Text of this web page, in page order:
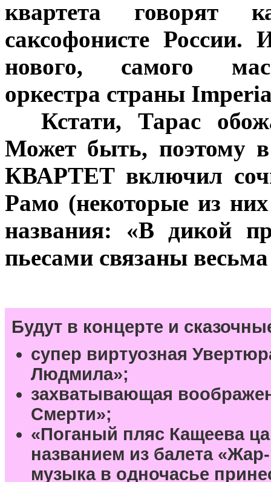
квартета говорят
саксофонисте России.
нового, самого
оркестра страны
Кстати, Тарас
Может быть, поэтому в
КВАРТЕТ включил
Рамо (некоторые из
названия: «В дикой
пьесами связаны
Будут в концерте и
супер виртуозная
Людмила»;
захватывающая
Смерти»;
«Поганый пляс Кащеева
названием из балета
музыка в одночасье